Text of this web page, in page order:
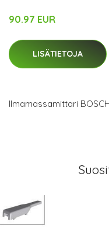
90.97 EUR
LISÄTIETOJA
Ilmamassamittari